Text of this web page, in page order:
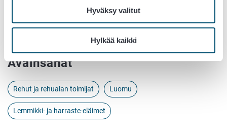
Hyväksy valitut
Hylkää kaikki
merkinnöistä (EU) 2023/2419
Avainsanat
Rehut ja rehualan toimijat Luomu
Lemmikki- ja harraste-eläimet